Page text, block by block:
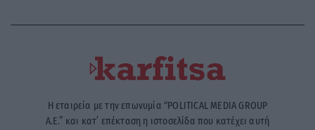
Η εταιρεία με την επωνυμία “POLITICAL MEDIA GROUP
A.E.” και κατ’ επέκταση η ιστοσελίδα που κατέχει αυτή